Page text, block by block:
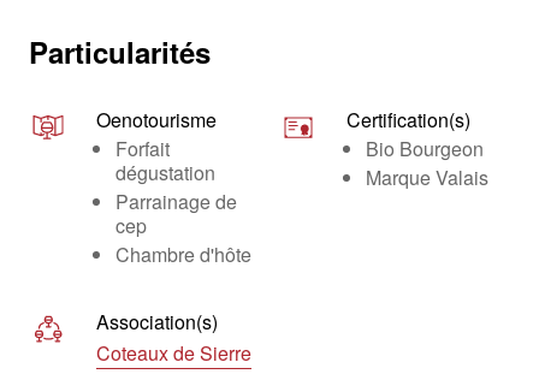
Particularités
Oenotourisme
Forfait
dégustation
Parrainage de
cep
Chambre d'hôte
Certification(s)
Bio Bourgeon
Marque Valais
Association(s)
Coteaux de Sierre